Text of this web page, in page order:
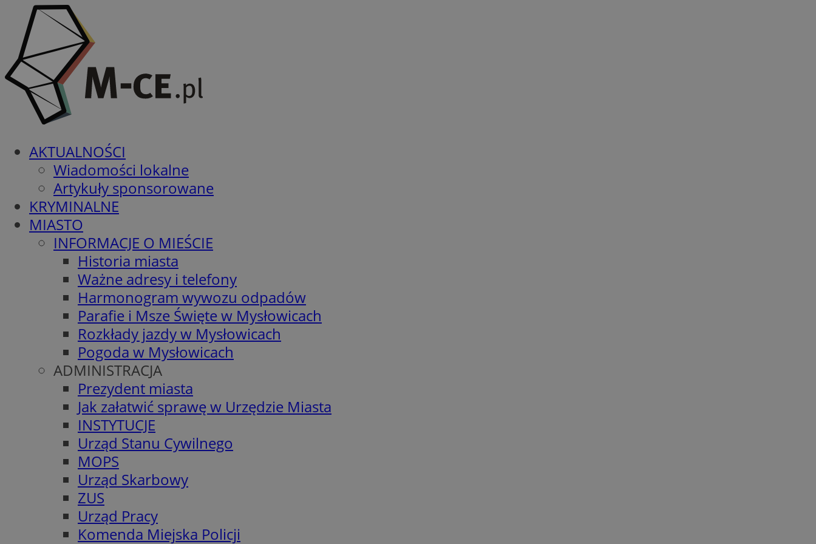
AKTUALNOŚCI
Wiadomości lokalne
Artykuły sponsorowane
KRYMINALNE
MIASTO
INFORMACJE O MIEŚCIE
Historia miasta
Ważne adresy i telefony
Harmonogram wywozu odpadów
Parafie i Msze Święte w Mysłowicach
Rozkłady jazdy w Mysłowicach
Pogoda w Mysłowicach
ADMINISTRACJA
Prezydent miasta
Jak załatwić sprawę w Urzędzie Miasta
INSTYTUCJE
Urząd Stanu Cywilnego
MOPS
Urząd Skarbowy
ZUS
Urząd Pracy
Komenda Miejska Policji